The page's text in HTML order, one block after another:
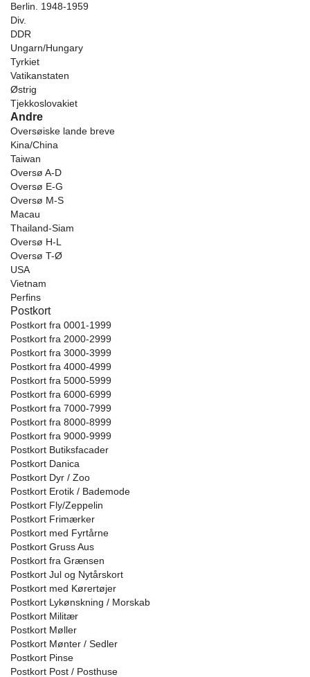
Berlin. 1948-1959
Div.
DDR
Ungarn/Hungary
Tyrkiet
Vatikanstaten
Østrig
Tjekkoslovakiet
Andre
Oversøiske lande breve
Kina/China
Taiwan
Oversø A-D
Oversø E-G
Oversø M-S
Macau
Thailand-Siam
Oversø H-L
Oversø T-Ø
USA
Vietnam
Perfins
Postkort
Postkort fra 0001-1999
Postkort fra 2000-2999
Postkort fra 3000-3999
Postkort fra 4000-4999
Postkort fra 5000-5999
Postkort fra 6000-6999
Postkort fra 7000-7999
Postkort fra 8000-8999
Postkort fra 9000-9999
Postkort Butiksfacader
Postkort Danica
Postkort Dyr / Zoo
Postkort Erotik / Bademode
Postkort Fly/Zeppelin
Postkort Frimærker
Postkort med Fyrtårne
Postkort Gruss Aus
Postkort fra Grænsen
Postkort Jul og Nytårskort
Postkort med Kørertøjer
Postkort Lykønskning / Morskab
Postkort Militær
Postkort Møller
Postkort Mønter / Sedler
Postkort Pinse
Postkort Post / Posthuse